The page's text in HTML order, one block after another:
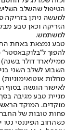
למעשה ניתן בזריקה
הזריקה וכאן טבע
למשתמש.
טבע נמצאת באחת
להפוך
ממיליארד דולר
השבוע לשלב השני
מחלות
לאישור הוגשה בסוף
מניית טבע מגיבה
מוקדים. המוקד
פחות טובות של